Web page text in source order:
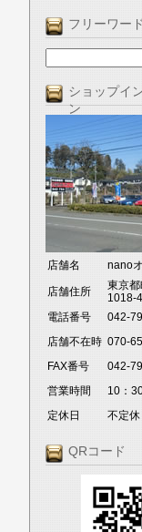
フリーワー
ショップイ
ン
店舗名 nano
店舗住所
東京
1018-4
電話番号
042-
店舗不在時 070-
FAX番号
042-
営業時間
10：
定休日
不定休
QRコード